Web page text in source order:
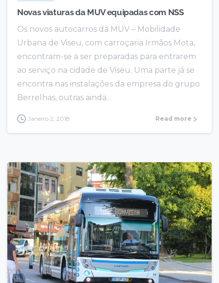
Novas viaturas da MUV equipadas com NSS
Os novos autocarros da MUV – Mobilidade
Urbana de Viseu, com carroçaria Irmãos Mota,
encontram-se a ser preparadas para entrarem
ao serviço na cidade de Viseu. Uma parte já se
encontra nas instalações da empresa do grupo
Berrelhas, outras ainda...
Janeiro 2, 2018 Read more